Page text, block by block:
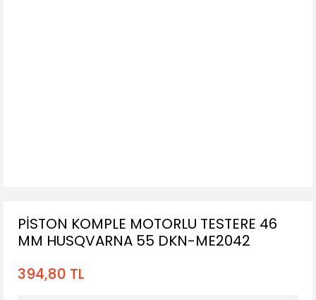
PİSTON KOMPLE MOTORLU TESTERE 46
MM HUSQVARNA 55 DKN-ME2042
394,80 TL